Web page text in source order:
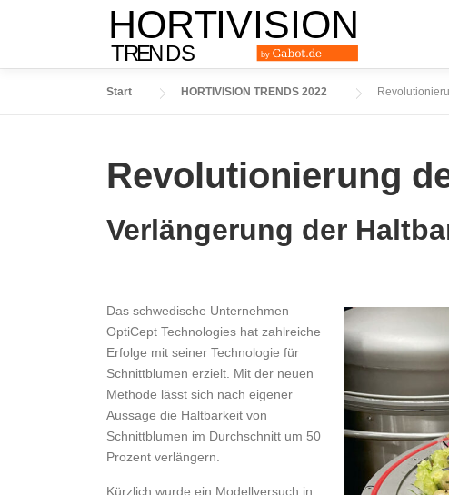
Start HORTIVISION TRENDS 2022
Revolutionierung
Verlängerung der
Das schwedische Unternehmen
OptiCept Technologies hat zahlreiche
Erfolge mit seiner Technologie für
Schnittblumen erzielt. Mit der neuen
Methode lässt sich nach eigener
Aussage die Haltbarkeit von
Schnittblumen im Durchschnitt um 50
Prozent verlängern.
Kürzlich wurde ein Modellversuch in